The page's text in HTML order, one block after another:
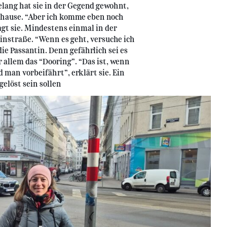
hat sie in der Gegend gewohnt,
“Aber ich komme eben noch
sie. Mindestens einmal in der
“Wenn es geht, versuche ich
Passantin. Denn gefährlich sei es
das “Dooring”. “Das ist, wenn
man vorbeifährt”, erklärt sie. Ein
sein sollen